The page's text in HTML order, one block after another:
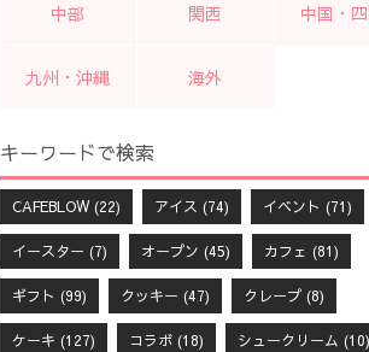
中部 関西 中国・
九州・沖縄 海外
キーワードで検索
CAFEBLOW(22) アイス (74) イベント (71)
イースター (7) オープン (45) カフェ (81)
ギフト (99) クッキー (47) クレープ(8)
ケーキ (127) コラボ(18) シュークリーム (10)